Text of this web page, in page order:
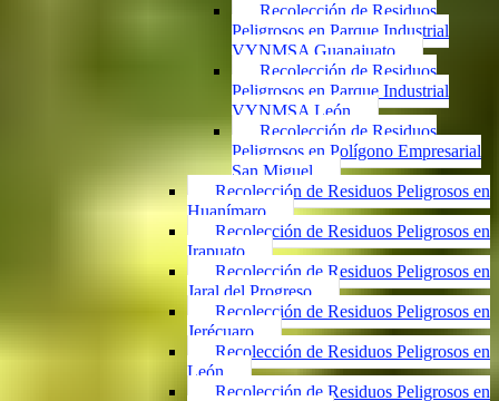
Recolección de Residuos
Peligrosos en Parque Industrial
VYNMSA Guanajuato
Recolección de Residuos
Peligrosos en Parque Industrial
VYNMSA León
Recolección de Residuos
Peligrosos en Polígono Empresarial
San Miguel
Recolección de Residuos Peligrosos en
Huanímaro
Recolección de Residuos Peligrosos en
Irapuato
Recolección de Residuos Peligrosos en
Jaral del Progreso
Recolección de Residuos Peligrosos en
Jerécuaro
Recolección de Residuos Peligrosos en
León
Recolección de Residuos Peligrosos en